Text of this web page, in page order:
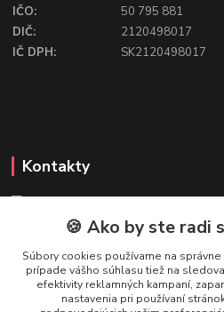
IČO:
50 795 881
DIČ:
2120498017
IČ DPH:
SK2120498017
Kontakty
FIREFLY SHOP
Mgr. Ivana Kirschnerová
+421 918 763 777
🍪 Ako by ste radi
Súbory cookies používame na
prípade vášho súhlasu tiež na
efektivity reklamných kampaní,
nastavenia pri používaní